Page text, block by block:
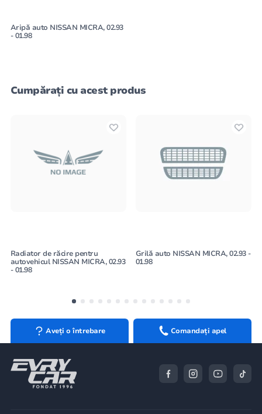
Aripă auto NISSAN MICRA, 02.93
- 01.98
Cumpărați cu acest produs
Radiator de răcire pentru
autovehicul NISSAN MICRA, 02.93
- 01.98
Grilă auto NISSAN MICRA, 02.93 -
01.98
Aveți o întrebare Comandați apel